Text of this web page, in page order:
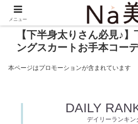
【下半身太りさん必見♪
ングスカートお手本コー
本ページはプロモーションが含まれています
DAILY
デイリーランキン
メニュー